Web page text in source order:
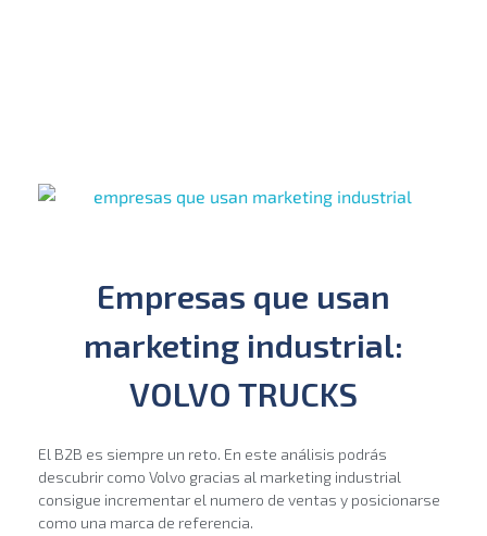
Empresas que usan
marketing industrial:
VOLVO TRUCKS
El B2B es siempre un reto. En este análisis podrás
descubrir como Volvo gracias al marketing industrial
consigue incrementar el numero de ventas y posicionarse
como una marca de referencia.